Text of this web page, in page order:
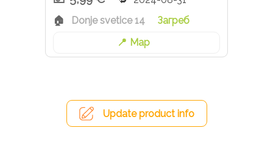
Donje svetice 14
Загреб
Map
Update product info